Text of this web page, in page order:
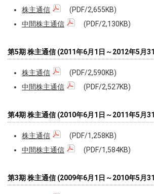
株主通信
(PDF/2,655KB)
中間株主通信
(PDF/2,130KB)
第5期 株主通信 (2011年6月1日～2012年5月
株主通信
(PDF/2,590KB)
中間株主通信
(PDF/2,527KB)
第4期 株主通信 (2010年6月1日～2011年5月
株主通信
(PDF/1,258KB)
中間株主通信
(PDF/1,584KB)
第3期 株主通信 (2009年6月1日～2010年5月